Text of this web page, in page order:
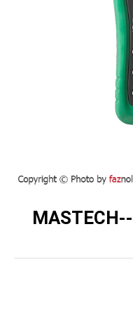
دورسنج نوری/لیزری مدل -MASTECH-